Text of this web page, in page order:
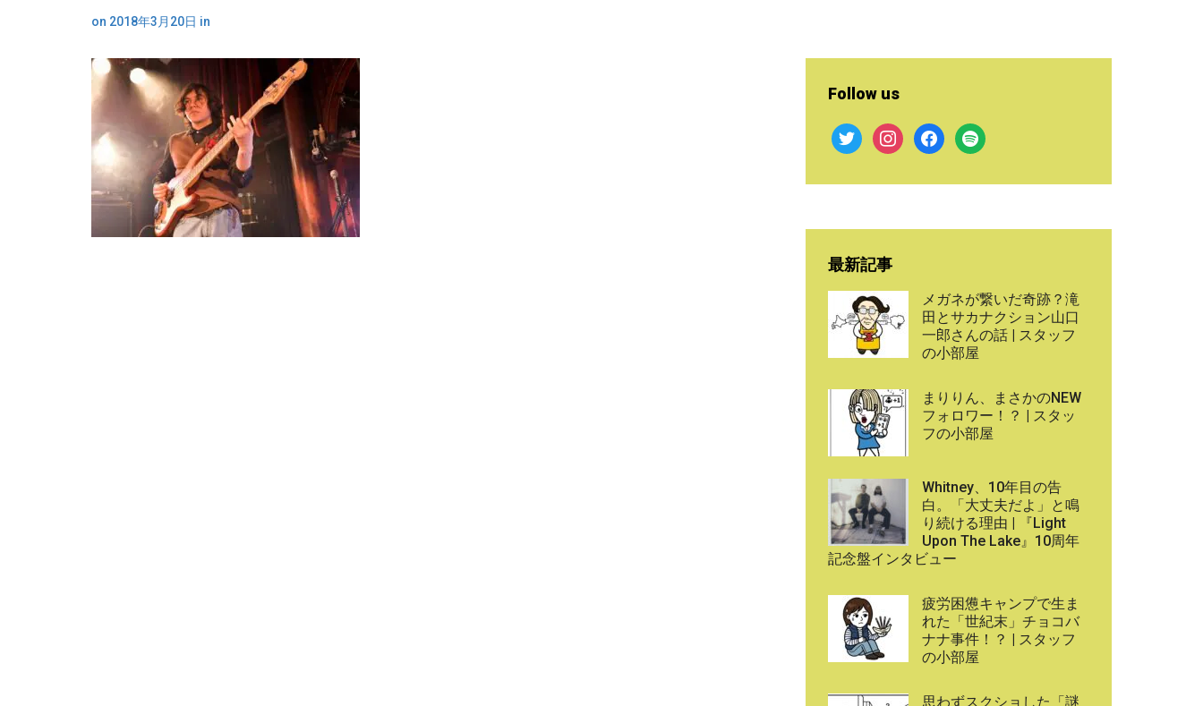
on 2018年3月20日 in
Follow us
twitter instagramfacebook
spotify
最新記事
メガネが繋いだ奇跡？滝
田とサカナクション山口
一郎さんの話 | スタッフ
の小部屋
まりりん、まさかのNEW
フォロワー！？ | スタッ
フの小部屋
Whitney、10年目の告
白。「大丈夫だよ」と鳴
り続ける理由 | 『Light
Upon The Lake』10周年
記念盤インタビュー
疲労困憊キャンプで生ま
れた「世紀末」チョコバ
ナナ事件！？ | スタッフ
の小部屋
思わずスクショした「謎